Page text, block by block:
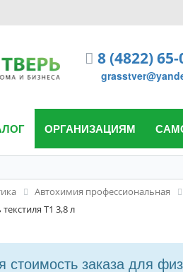
8 (4822) 65-
ОРГАНИЗАЦИЯМ
Автохимия профессиональная
T1 3,8 л
стоимость заказа для